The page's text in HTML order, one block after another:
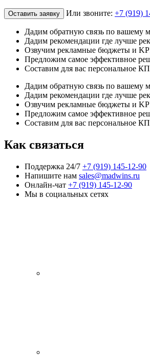
Оставить заявку Или звоните: +7 (919)
Дадим обратную связь по вашему
Дадим рекомендации где лучше
Озвучим рекламные бюджеты и
Предложим самое эффективное
Составим для вас персональное КП
Дадим обратную связь по вашему
Дадим рекомендации где лучше
Озвучим рекламные бюджеты и
Предложим самое эффективное
Составим для вас персональное КП
Как связаться
Поддержка 24/7 +7 (919) 145-12-90
Напишите нам sales@madwins.ru
Онлайн-чат +7 (919) 145-12-90
Мы в социальных сетях